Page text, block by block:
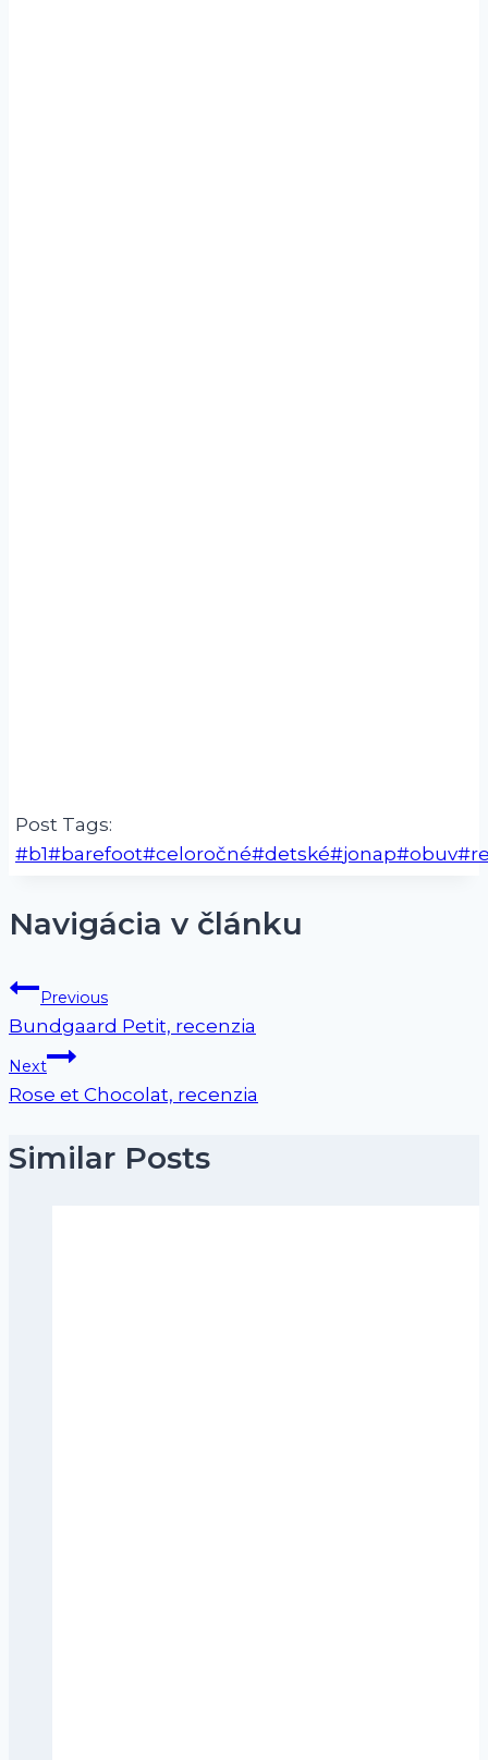
Post Tags:
#b1#barefoot#celoročné#detské#jonap#obuv#
Navigácia v článku
Previous
Bundgaard Petit, recenzia
Next
Rose et Chocolat, recenzia
Similar Posts